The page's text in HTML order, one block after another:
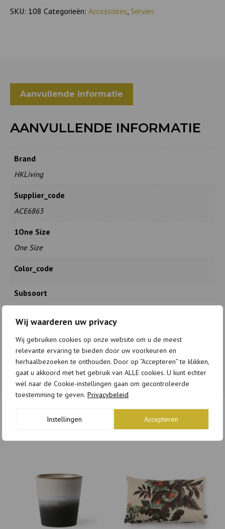
Wij waarderen uw privacy
Wij gebruiken cookies op onze website om u de meest
relevante ervaring te bieden door uw voorkeuren en
herhaalbezoeken te onthouden. Door op “Accepteren” te klikken,
gaat u akkoord met het gebruik van ALLE cookies. U kunt echter
wel naar de Cookie-instellingen gaan om gecontroleerde
toestemming te geven. Privacybeleid
Instellingen Accepteren
aantal
SKU: 108 Categorieën: Accessoires, Servies
Aanvullende informatie
AANVULLENDE INFORMATIE
Brand
HKLiving
Supplier_code
ACE6863
1One Size
One Size
Color_code
Subsoort
NVT
Size
One Size
GERELATEERDE PRODUCTEN